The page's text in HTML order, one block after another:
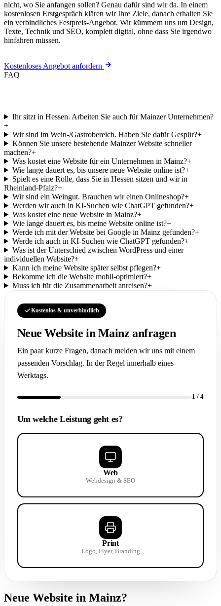
nicht, wo Sie anfangen sollen? Genau dafür sind wir da. In einem
kostenlosen Erstgespräch klären wir Ihre Ziele, danach erhalten Sie
ein verbindliches Festpreis-Angebot. Wir kümmern uns um Design,
Texte, Technik und SEO, komplett digital, ohne dass Sie irgendwo
hinfahren müssen.
Kostenloses Angebot anfordern
FAQ
Ihr sitzt in Hessen. Arbeiten Sie auch für Mainzer Unternehmen?
+
Wir sind im Wein-/Gastrobereich. Haben Sie dafür Gespür?+
Können Sie unsere bestehende Mainzer Website schneller
machen?+
Was kostet eine Website für ein Unternehmen in Mainz?+
Wie lange dauert es, bis unsere neue Website online ist?+
Spielt es eine Rolle, dass Sie in Hessen sitzen und wir in
Rheinland-Pfalz?+
Wir sind ein Weingut. Brauchen wir einen Onlineshop?+
Werden wir auch in KI-Suchen wie ChatGPT gefunden?+
Was kostet eine neue Website in Mainz?+
Wie lange dauert es, bis meine Website online ist?+
Werde ich mit der Website bei Google in Mainz gefunden?+
Werde ich auch in KI-Suchen wie ChatGPT gefunden?+
Was ist der Unterschied zwischen WordPress und einer
individuellen Website?+
Kann ich meine Website später selbst pflegen?+
Bekomme ich die Website mobil-optimiert?+
Muss ich für die Zusammenarbeit anreisen?+
Kostenlos & unverbindlich
Neue Website in Mainz anfragen
Ein paar kurze Fragen, danach melden wir uns mit einem
passenden Vorschlag. In der Regel innerhalb eines
Werktags.
1 / 4
Um welche Leistung geht es?
Web
Webdesign & SEO
Print
Logo, Flyer, Branding
Neue Website in Mainz?